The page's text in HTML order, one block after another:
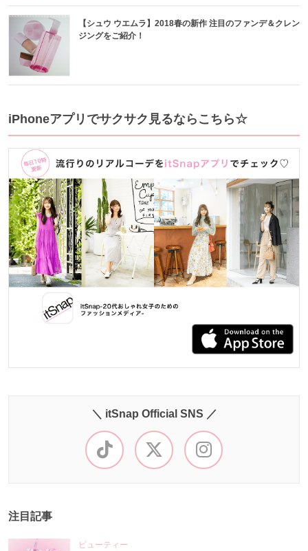
【シュウ ウエムラ】2018春の新作 注目のファンデ＆クレン
ジングをご紹介！
iPhoneアプリでサクサク見るならこちら☆
＼ itSnap Official SNS ／
注目記事
ビューティー